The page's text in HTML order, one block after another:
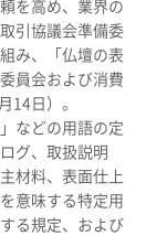
を高め、業界の
引協議会準備委
み、「仏壇の表
員会および消費
14日）。
などの用語の定
グ、取扱説明
材料、表面仕上
意味する特定用
る規定、および